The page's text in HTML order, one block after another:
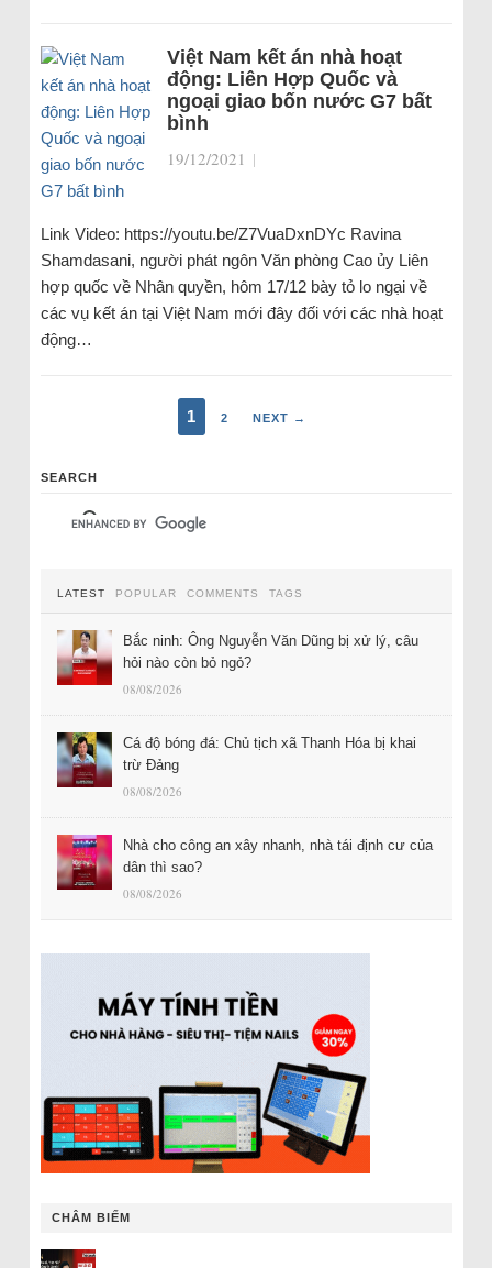
Việt Nam kết án nhà hoạt
động: Liên Hợp Quốc và
ngoại giao bốn nước G7 bất
bình
19/12/2021 |
Link Video: https://youtu.be/Z7VuaDxnDYc Ravina
Shamdasani, người phát ngôn Văn phòng Cao ủy Liên
hợp quốc về Nhân quyền, hôm 17/12 bày tỏ lo ngại về
các vụ kết án tại Việt Nam mới đây đối với các nhà hoạt
động…
1 2 NEXT →
SEARCH
LATEST POPULAR COMMENTS TAGS
Bắc ninh: Ông Nguyễn Văn Dũng bị xử lý, câu
hỏi nào còn bỏ ngỏ?
08/08/2026
Cá độ bóng đá: Chủ tịch xã Thanh Hóa bị khai
trừ Đảng
08/08/2026
Nhà cho công an xây nhanh, nhà tái định cư của
dân thì sao?
08/08/2026
CHÂM BIẾM